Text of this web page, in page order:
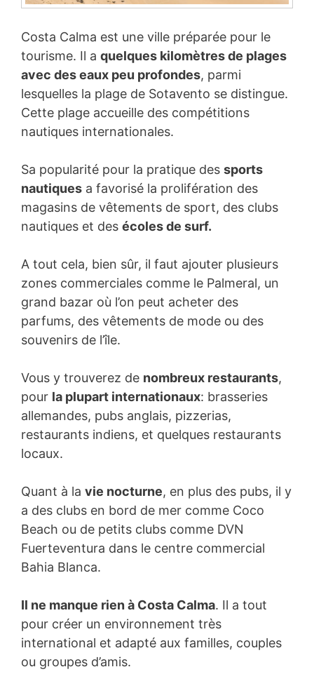
Costa Calma est une ville préparée pour le
tourisme. Il a quelques kilomètres de plages
avec des eaux peu profondes, parmi
lesquelles la plage de Sotavento se distingue.
Cette plage accueille des compétitions
nautiques internationales.
Sa popularité pour la pratique des sports
nautiques a favorisé la prolifération des
magasins de vêtements de sport, des clubs
nautiques et des écoles de surf.
A tout cela, bien sûr, il faut ajouter plusieurs
zones commerciales comme le Palmeral, un
grand bazar où l’on peut acheter des
parfums, des vêtements de mode ou des
souvenirs de l’île.
Vous y trouverez de nombreux restaurants,
pour la plupart internationaux: brasseries
allemandes, pubs anglais, pizzerias,
restaurants indiens, et quelques restaurants
locaux.
Quant à la vie nocturne, en plus des pubs, il y
a des clubs en bord de mer comme Coco
Beach ou de petits clubs comme DVN
Fuerteventura dans le centre commercial
Bahia Blanca.
Il ne manque rien à Costa Calma. Il a tout
pour créer un environnement très
international et adapté aux familles, couples
ou groupes d’amis.